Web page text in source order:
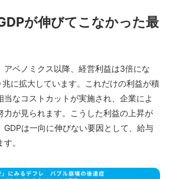
が伸びてこなかった最
アベノミクス以降、経営利益は3倍にな
に拡大しています。これだけの利益が積
当なコストカットが実施され、企業によ
力が見られます。こうした利益の上昇が
GDPは一向に伸びない要因として、給与
。